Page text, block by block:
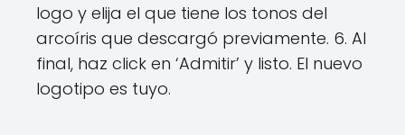
logo y elija el que tiene los tonos del
arcoíris que descargó previamente. 6. Al
final, haz click en ‘Admitir’ y listo. El nuevo
logotipo es tuyo.